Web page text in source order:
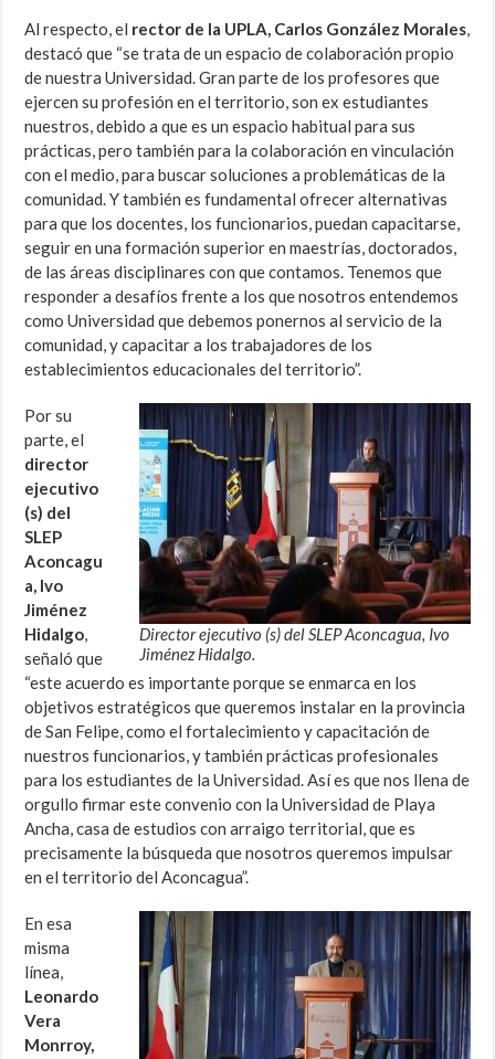
Al respecto, el rector de la UPLA, Carlos González Morales,
destacó que “se trata de un espacio de colaboración propio
de nuestra Universidad. Gran parte de los profesores que
ejercen su profesión en el territorio, son ex estudiantes
nuestros, debido a que es un espacio habitual para sus
prácticas, pero también para la colaboración en vinculación
con el medio, para buscar soluciones a problemáticas de la
comunidad. Y también es fundamental ofrecer alternativas
para que los docentes, los funcionarios, puedan capacitarse,
seguir en una formación superior en maestrías, doctorados,
de las áreas disciplinares con que contamos. Tenemos que
responder a desafíos frente a los que nosotros entendemos
como Universidad que debemos ponernos al servicio de la
comunidad, y capacitar a los trabajadores de los
establecimientos educacionales del territorio”.
Director ejecutivo (s) del SLEP Aconcagua, Ivo
Jiménez Hidalgo.
Por su
parte, el
director
ejecutivo
(s) del
SLEP
Aconcagu
a, Ivo
Jiménez
Hidalgo,
señaló que
“este acuerdo es importante porque se enmarca en los
objetivos estratégicos que queremos instalar en la provincia
de San Felipe, como el fortalecimiento y capacitación de
nuestros funcionarios, y también prácticas profesionales
para los estudiantes de la Universidad. Así es que nos llena de
orgullo firmar este convenio con la Universidad de Playa
Ancha, casa de estudios con arraigo territorial, que es
precisamente la búsqueda que nosotros queremos impulsar
en el territorio del Aconcagua”.
En esa
misma
línea,
Leonardo
Vera
Monrroy,